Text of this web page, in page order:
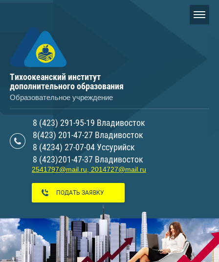
Тихоокеанский институт
дополнительного образования
Образовательное учреждение
8 (423) 291-95-19 Владивосток
8(423) 201-47-27 Владивосток
8 (4234) 27-07-04 Уссурийск
8 (423)201-47-37 Владивосток
2541797@mail.ru, 2014727@mail.ru
ПОДАТЬ ЗАЯВКУ